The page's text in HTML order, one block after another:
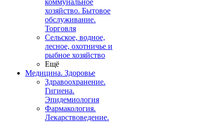
коммунальное
хозяйство. Бытовое
обслуживание.
Торговля
Сельское, водное,
лесное, охотничье и
рыбное хозяйство
Ещё
Медицина. Здоровье
Здравоохранение.
Гигиена.
Эпидемиология
Фармакология.
Лекарствоведение.